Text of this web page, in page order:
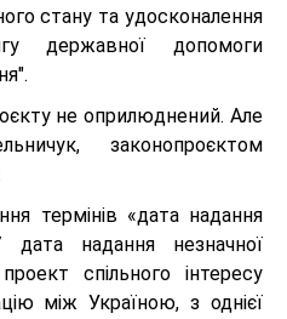
стану та удосконалення
державної допомоги
не оприлюднений. Але
законопроєктом
термінів «дата надання
надання незначної
спільного інтересу
між Україною, з однієї